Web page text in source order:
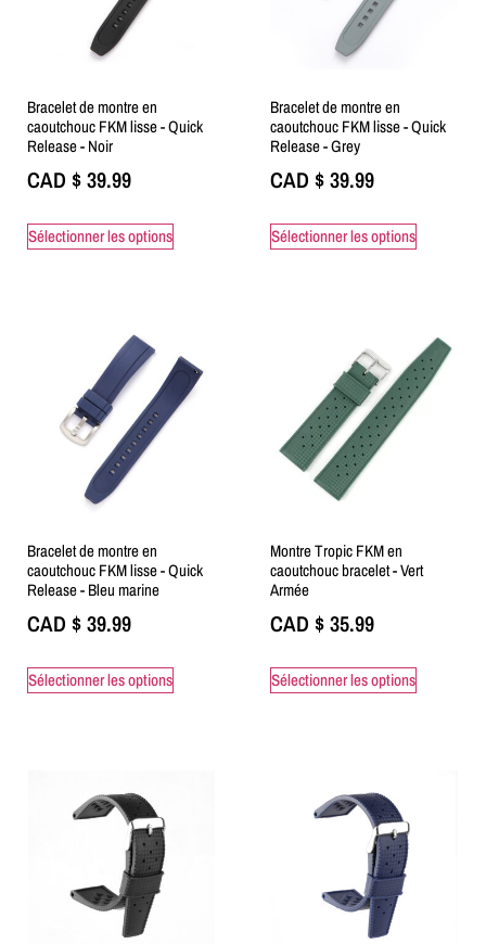
Bracelet de montre en
caoutchouc FKM lisse - Quick
Release - Noir
CAD $39.99
Sélectionner les options
Bracelet de montre en
caoutchouc FKM lisse - Quick
Release - Grey
CAD $39.99
Sélectionner les options
Bracelet de montre en
caoutchouc FKM lisse - Quick
Release - Bleu marine
CAD $39.99
Sélectionner les options
Montre Tropic FKM en
caoutchouc bracelet - Vert
Armée
CAD $35.99
Sélectionner les options